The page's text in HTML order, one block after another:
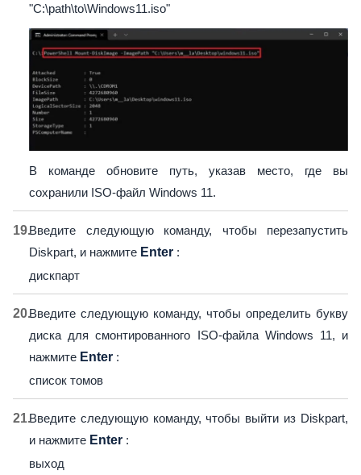
"C:\path\to\Windows11.iso"
В команде обновите путь, указав место, где вы
сохранили ISO-файл Windows 11.
Введите следующую команду, чтобы перезапустить
Diskpart, и нажмите Enter :
дискпарт
Введите следующую команду, чтобы определить букву
диска для смонтированного ISO-файла Windows 11, и
нажмите Enter :
список томов
Введите следующую команду, чтобы выйти из Diskpart,
и нажмите Enter :
выход